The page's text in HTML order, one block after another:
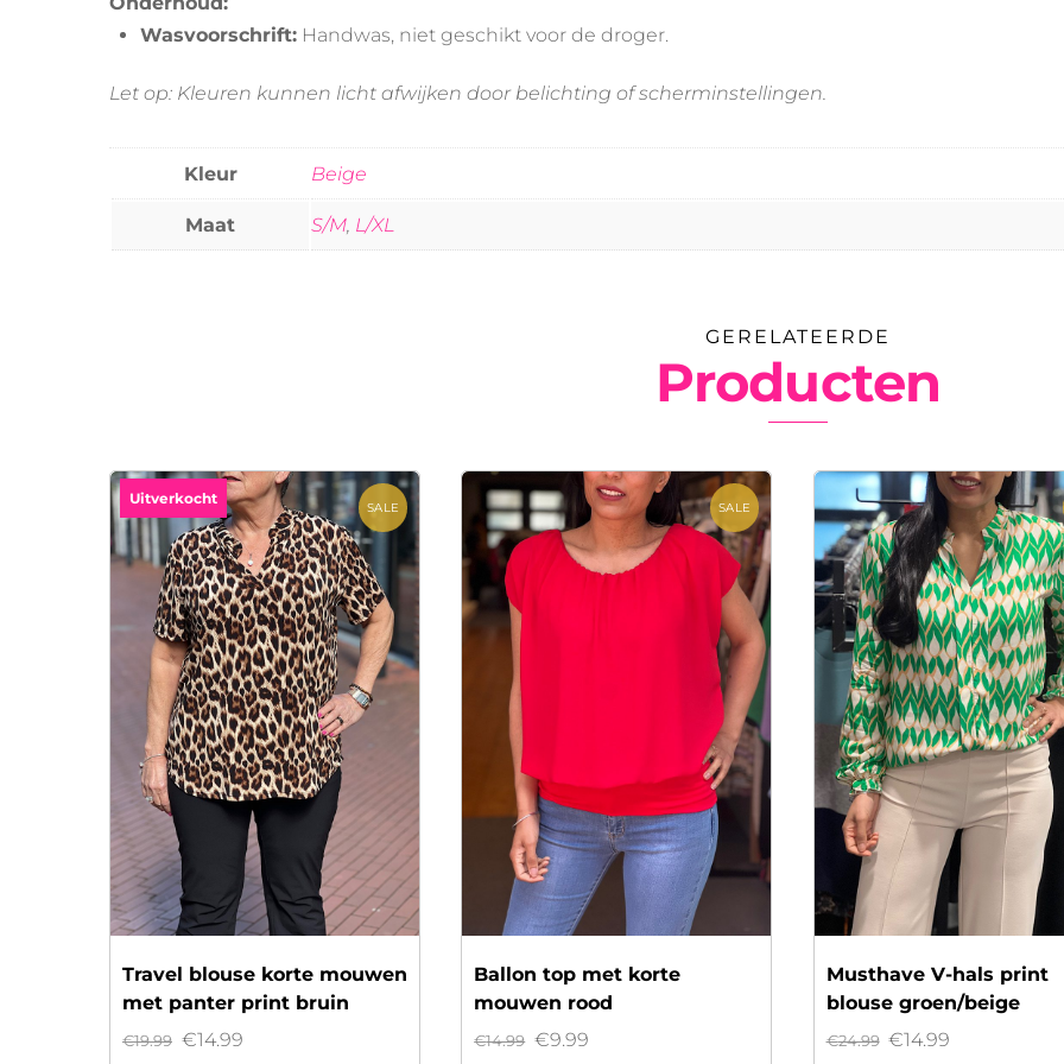
Wasvoorschrift:Handwas, niet geschikt voor de droger.
Let op: Kleuren kunnen licht afwijken door belichting of scherminstellingen.
Kleur Beige
Maat S/M, L/XL
GERELATEERDE
Producten
SALE
Uitverkocht
Travel blouse korte mouwen
met panter print bruin
€19.99 Oorspronkelijke
€14.99Huidige
SALE
Ballon top met korte
mouwen rood
€14.99 Oorspronkelijke
€9.99
Musthave V-hals print
blouse groen/beige
€24.99 Oorspronkelijke
€14.99